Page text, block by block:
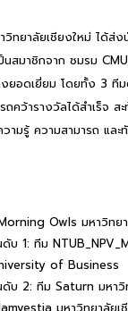
ทยาลัยเชียงใหม่ ได้ส่ง
สมาชิกจาก ชมรม
งยอดเยี่ยม โดยทั้ง 3
คว้ารางวัลได้สำเร็จ ส
มรู้ ความสามารถ และ
Owls มหาวิทย
บ 1: ทีม
of Business
ดับ 2: ทีม Saturn มหาวิ